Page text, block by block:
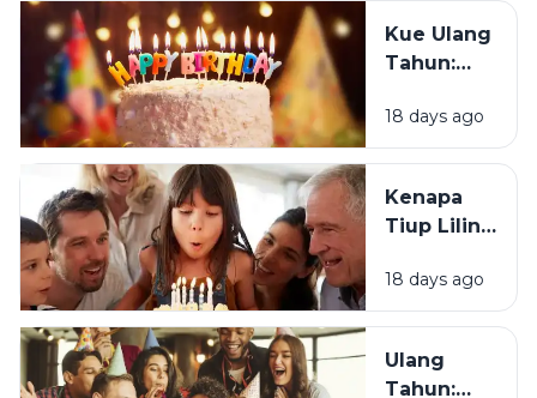
Tahun?
Kue Ulang
Tahun:
Tradisi Ini
Berawal?
18 days ago
Kenapa
Tiup Lilin
Tradisi
Saat Ulang
18 days ago
Ulang
Tahun: